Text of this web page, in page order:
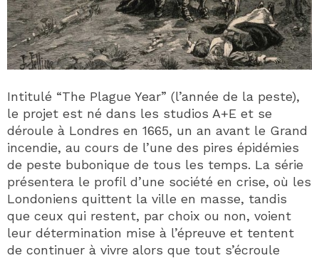
Intitulé “The Plague Year” (l’année de la peste),
le projet est né dans les studios A+E et se
déroule à Londres en 1665, un an avant le Grand
incendie, au cours de l’une des pires épidémies
de peste bubonique de tous les temps. La série
présentera le profil d’une société en crise, où les
Londoniens quittent la ville en masse, tandis
que ceux qui restent, par choix ou non, voient
leur détermination mise à l’épreuve et tentent
de continuer à vivre alors que tout s’écroule